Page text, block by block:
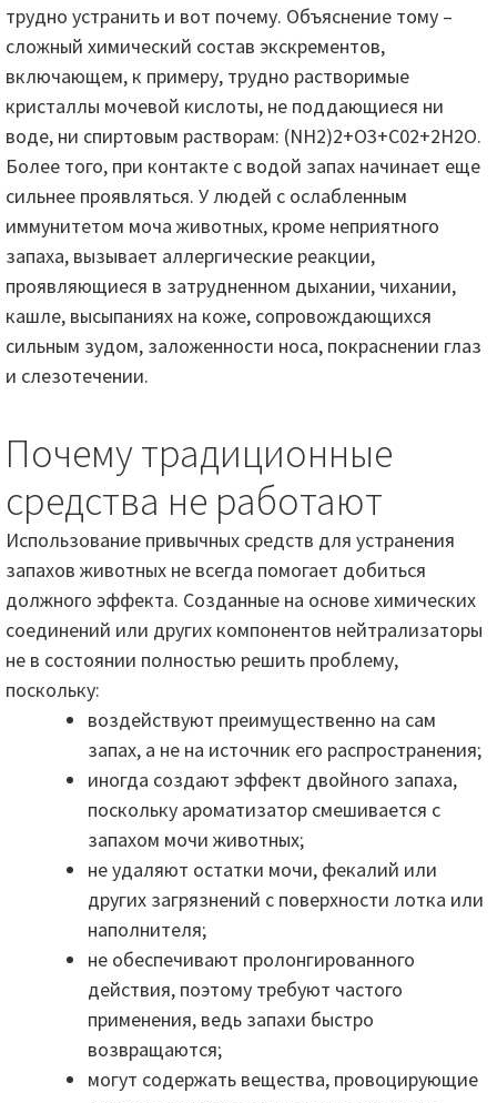
трудно устранить и вот почему. Объяснение тому –
сложный химический состав экскрементов,
включающем, к примеру, трудно растворимые
кристаллы мочевой кислоты, не поддающиеся ни
воде, ни спиртовым растворам: (NH2)2+O3+C02+2H2O.
Более того, при контакте с водой запах начинает еще
сильнее проявляться. У людей с ослабленным
иммунитетом моча животных, кроме неприятного
запаха, вызывает аллергические реакции,
проявляющиеся в затрудненном дыхании, чихании,
кашле, высыпаниях на коже, сопровождающихся
сильным зудом, заложенности носа, покраснении глаз
и слезотечении.
Почему традиционные
средства не работают
Использование привычных средств для устранения
запахов животных не всегда помогает добиться
должного эффекта. Созданные на основе химических
соединений или других компонентов нейтрализаторы
не в состоянии полностью решить проблему,
поскольку:
воздействуют преимущественно на сам
запах, а не на источник его распространения;
иногда создают эффект двойного запаха,
поскольку ароматизатор смешивается с
запахом мочи животных;
не удаляют остатки мочи, фекалий или
других загрязнений с поверхности лотка или
наполнителя;
не обеспечивают пролонгированного
действия, поэтому требуют частого
применения, ведь запахи быстро
возвращаются;
могут содержать вещества, провоцирующие